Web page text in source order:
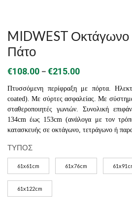
MIDWEST
Πάτο
€108.00 –€215.00Price
range:
€108.00
through
€215.00
Πτυσσόμενη περίφραξη με πόρτα.
coated). Με σύρτες ασφαλείας. Με
σταθεροποιητές γωνιών. Συνολική
134cm έως 153cm (ανάλογα με τον
κατασκευής σε οκτάγωνο, τετράγωνο ή
ΤΥΠΟΣ
61x61cm 61x76cm
61x122cm